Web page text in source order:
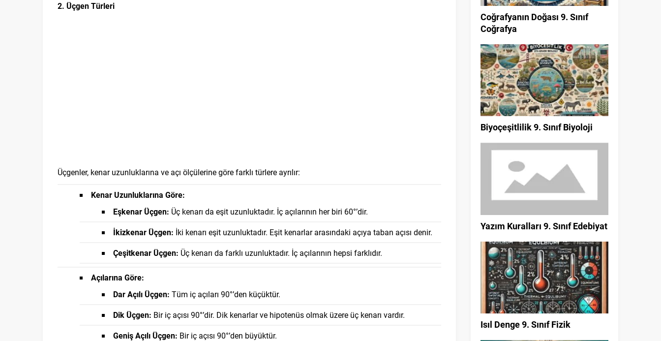
2. Üçgen Türleri
Üçgenler, kenar uzunluklarına ve açı ölçülerine göre farklı türlere ayrılır:
Kenar Uzunluklarına Göre:
Eşkenar Üçgen: Üç kenarı da eşit uzunluktadır. İç açılarının her biri 60°’dir.
İkizkenar Üçgen: İki kenarı eşit uzunluktadır. Eşit kenarlar arasındaki açıya taban açısı denir.
Çeşitkenar Üçgen: Üç kenarı da farklı uzunluktadır. İç açılarının hepsi farklıdır.
Açılarına Göre:
Dar Açılı Üçgen: Tüm iç açıları 90°’den küçüktür.
Dik Üçgen: Bir iç açısı 90°’dir. Dik kenarlar ve hipotenüs olmak üzere üç kenarı vardır.
Geniş Açılı Üçgen: Bir iç açısı 90°’den büyüktür.
Coğrafyanın Doğası 9. Sınıf
Coğrafya
Biyoçeşitlilik 9. Sınıf Biyoloji
Yazım Kuralları 9. Sınıf Edebiyat
Isıl Denge 9. Sınıf Fizik